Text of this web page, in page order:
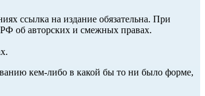
ссылка на издание обязательна. При
РФ об авторских и смежных правах.
кем-либо в какой бы то ни было форме,